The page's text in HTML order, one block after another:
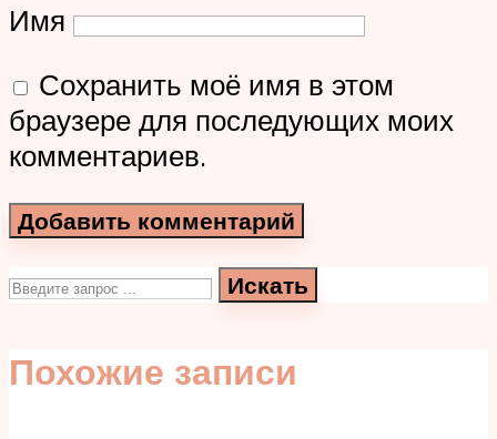
Имя
Сохранить моё имя в этом
браузере для последующих моих
комментариев.
Искать
Похожие записи